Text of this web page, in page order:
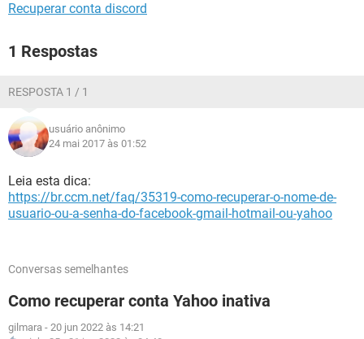
Recuperar conta discord
1 Respostas
RESPOSTA 1 / 1
usuário anônimo
24 mai 2017 às 01:52
Leia esta dica:
https://br.ccm.net/faq/35319-como-recuperar-o-nome-de-
usuario-ou-a-senha-do-facebook-gmail-hotmail-ou-yahoo
Conversas semelhantes
Como recuperar conta Yahoo inativa
gilmara - 20 jun 2022 às 14:21